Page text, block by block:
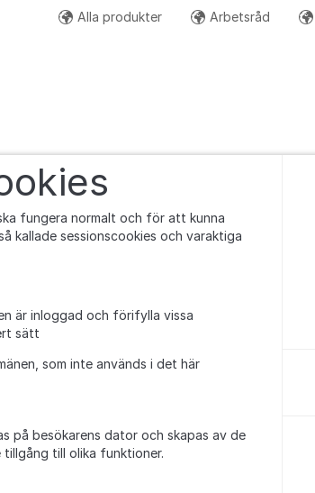
Alla produkter Arbetsråd
fungera normalt och för att kunna
kallade sessionscookies och varaktiga
är inloggad och förifylla vissa
sätt
som inte används i det här
på besökarens dator och skapas av de
till olika funktioner.